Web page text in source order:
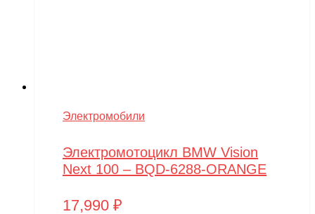
Электромобили
Электромотоцикл BMW Vision
Next 100 – BQD-6288-ORANGE
17,990 ₽